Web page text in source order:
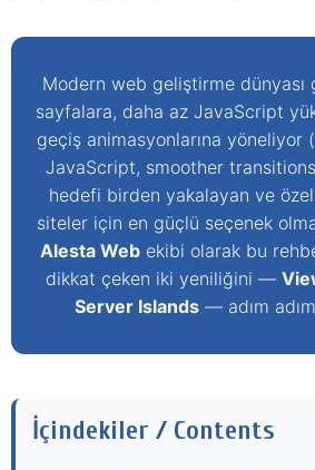
Modern web geliştirme dünyası
sayfalara, daha az JavaScript
geçiş animasyonlarına yöneliyor
JavaScript, smoother
hedefi birden yakalayan ve
siteler için en güçlü seçenek
Alesta Web ekibi olarak bu
dikkat çeken iki yeniliğini —
Server Islands— adım
İçindekiler / Contents